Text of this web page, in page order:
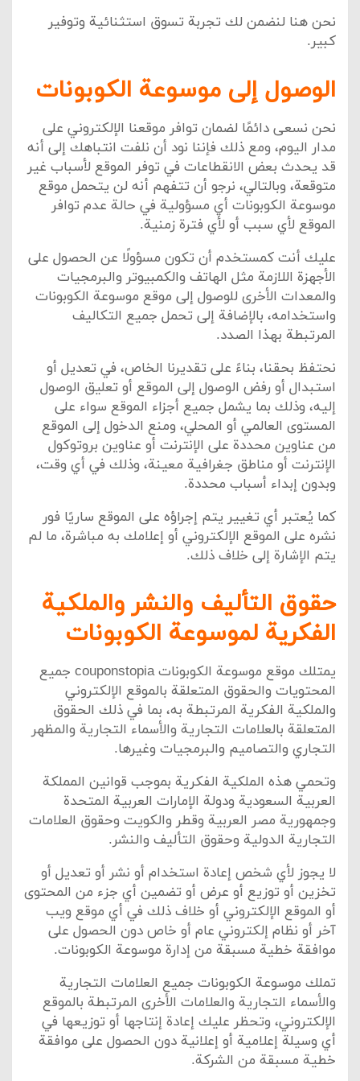
نحن هنا لنضمن لك تجربة تسوق استثنائية وتوفير
كبير.
الوصول إلى موسوعة الكوبونات
نحن نسعى دائمًا لضمان توافر موقعنا الإلكتروني على
مدار اليوم، ومع ذلك فإننا نود أن نلفت انتباهك إلى أنه
قد يحدث بعض الانقطاعات في توفر الموقع لأسباب غير
متوقعة، وبالتالي، نرجو أن تتفهم أنه لن يتحمل موقع
موسوعة الكوبونات أي مسؤولية في حالة عدم توافر
الموقع لأي سبب أو لأي فترة زمنية.
عليك أنت كمستخدم أن تكون مسؤولًا عن الحصول على
الأجهزة اللازمة مثل الهاتف والكمبيوتر والبرمجيات
والمعدات الأخرى للوصول إلى موقع موسوعة الكوبونات
واستخدامه، بالإضافة إلى تحمل جميع التكاليف
المرتبطة بهذا الصدد.
نحتفظ بحقنا، بناءً على تقديرنا الخاص، في تعديل أو
استبدال أو رفض الوصول إلى الموقع أو تعليق الوصول
إليه، وذلك بما يشمل جميع أجزاء الموقع سواء على
المستوى العالمي أو المحلي، ومنع الدخول إلى الموقع
من عناوين محددة على الإنترنت أو عناوين بروتوكول
الإنترنت أو مناطق جغرافية معينة، وذلك في أي وقت،
وبدون إبداء أسباب محددة.
كما يُعتبر أي تغيير يتم إجراؤه على الموقع ساريًا فور
نشره على الموقع الإلكتروني أو إعلامك به مباشرة، ما لم
يتم الإشارة إلى خلاف ذلك.
حقوق التأليف والنشر والملكية
الفكرية لموسوعة الكوبونات
يمتلك موقع موسوعة الكوبونات couponstopia جميع
المحتويات والحقوق المتعلقة بالموقع الإلكتروني
والملكية الفكرية المرتبطة به، بما في ذلك الحقوق
المتعلقة بالعلامات التجارية والأسماء التجارية والمظهر
التجاري والتصاميم والبرمجيات وغيرها.
وتحمي هذه الملكية الفكرية بموجب قوانين المملكة
العربية السعودية ودولة الإمارات العربية المتحدة
وجمهورية مصر العربية وقطر والكويت وحقوق العلامات
التجارية الدولية وحقوق التأليف والنشر.
لا يجوز لأي شخص إعادة استخدام أو نشر أو تعديل أو
تخزين أو توزيع أو عرض أو تضمين أي جزء من المحتوى
أو الموقع الإلكتروني أو خلاف ذلك في أي موقع ويب
آخر أو نظام إلكتروني عام أو خاص دون الحصول على
موافقة خطية مسبقة من إدارة موسوعة الكوبونات.
تملك موسوعة الكوبونات جميع العلامات التجارية
والأسماء التجارية والعلامات الأخرى المرتبطة بالموقع
الإلكتروني، وتحظر عليك إعادة إنتاجها أو توزيعها في
أي وسيلة إعلامية أو إعلانية دون الحصول على موافقة
خطية مسبقة من الشركة.